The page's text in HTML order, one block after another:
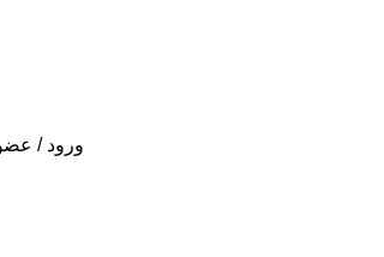
ورود /